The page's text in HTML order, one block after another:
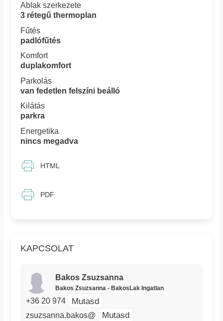
KAPCSOLAT
Bakos Zsuzsanna
Bakos Zsuzsanna - BakosLak Ingatlan
+36 20 974 Mutasd
zsuzsanna.bakos@ Mutasd
Ablak szerkezete
3 rétegű thermoplan
Fűtés
padlófűtés
Komfort
duplakomfort
Parkolás
van fedetlen felszíni beálló
Kilátás
parkra
Energetika
nincs megadva
HTML
PDF